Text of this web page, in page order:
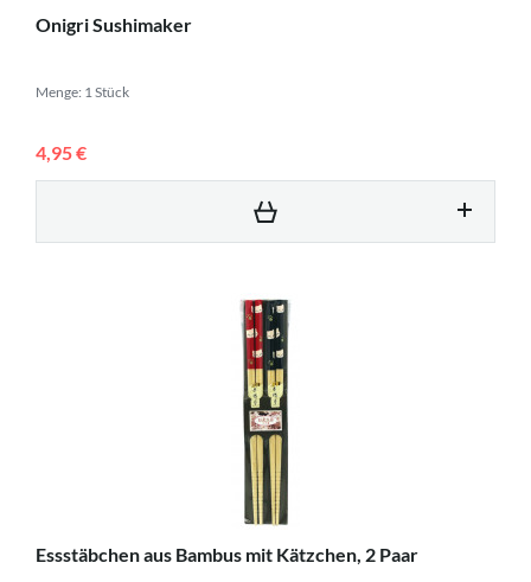
Onigri Sushimaker
Menge: 1 Stück
4,95 €
Essstäbchen aus Bambus mit Kätzchen, 2 Paar